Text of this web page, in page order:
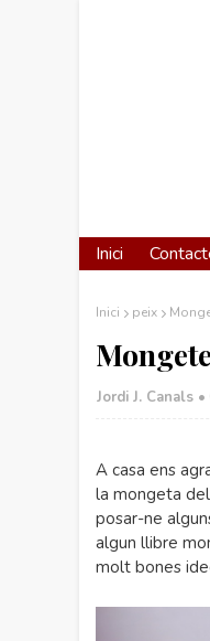
Inici
Inici peix
Jordi J. Canals •
A casa ens
la mongeta
posar-ne
algun llibre
molt bones